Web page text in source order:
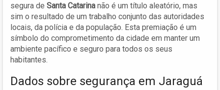
segura de Santa Catarina não é um título aleatório, mas
sim o resultado de um trabalho conjunto das autoridades
locais, da polícia e da população. Esta premiação é um
símbolo do comprometimento da cidade em manter um
ambiente pacífico e seguro para todos os seus
habitantes.
Dados sobre segurança em Jaraguá